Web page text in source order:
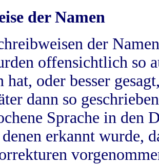
der Namen
der
offensichtlich so
hat, oder besser
dann so
Sprache in
erkannt wurde,